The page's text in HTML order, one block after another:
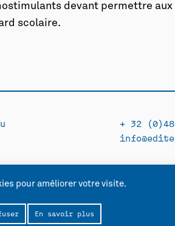
devant permettre
scolaire.
+ 32
pour améliorer votre visite.
En savoir plus